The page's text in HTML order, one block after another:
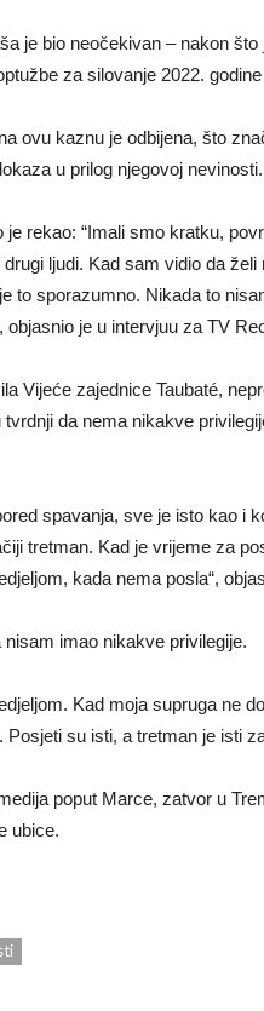
je bio neočekivan – nakon
za silovanje 2022.
ovu kaznu je odbijena, što
u prilog njegovoj nevinosti.
rekao: “Imali smo kratku,
ljudi. Kad sam vidio da
to sporazumno. Nikada to
objasnio je u intervjuu za TV
Vijeće zajednice Taubaté,
da nema nikakve
spavanja, sve je isto kao i
tretman. Kad je vrijeme za
kada nema posla“,
nisam imao nikakve privilegije.
Kad moja supruga ne
Posjeti su isti, a tretman je isti
poput Marce, zatvor u
ubice.